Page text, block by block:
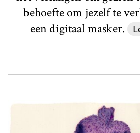
behoefte om jezelf te
een digitaal masker.